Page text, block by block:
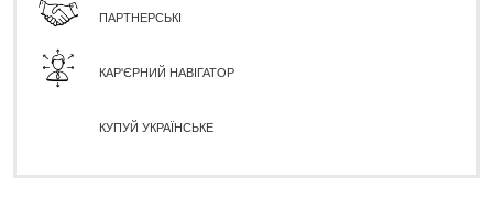
ПАРТНЕРСЬКІ
КАР'ЄРНИЙ НАВІГАТОР
КУПУЙ УКРАЇНСЬКЕ